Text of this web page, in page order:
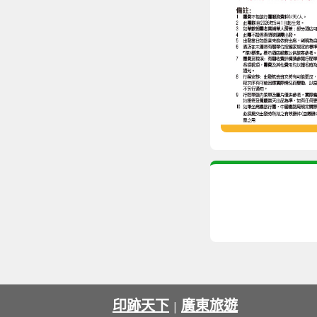
印跡天下 | 廣東旅遊